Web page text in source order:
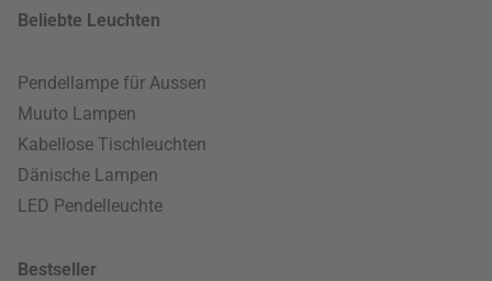
Beliebte Leuchten
Pendellampe für Aussen
Muuto Lampen
Kabellose Tischleuchten
Dänische Lampen
LED Pendelleuchte
Bestseller